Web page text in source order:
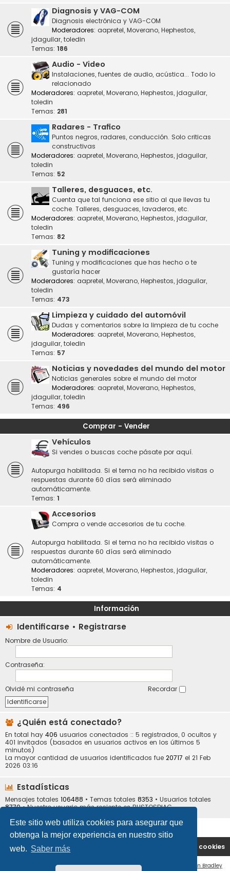
Este sitio web utiliza cookies para asegurar que
obtenga la mejor experiencia en nuestro sitio
web. Saber más
Diagnosis y VAG-COM
Diagnosis electrónica y VAG-COM
Moderadores: aapretel, Moverano, Hephestos,
jdaguilar, toledin
Temas: 186
Audio - Video
Instalaciones, fuentes de audio, acústica... Todo lo
relacionado
Moderadores: aapretel, Moverano, Hephestos, jdaguilar,
toledin
Temas: 281
Radares - Trafico
Puntos negros, radares, conducción. Solo criticas
constructivas
Moderadores: aapretel, Moverano, Hephestos, jdaguilar,
toledin
Temas: 52
Talleres, desguaces, etc.
Cuenta que tal funciona ese sitio al que llevas tu
coche. Talleres, desguaces, lavaderos, etc.
Moderadores: aapretel, Moverano, Hephestos, jdaguilar,
toledin
Temas: 82
Tuning y modificaciones
Tuning y modificaciones que has hecho o te
gustaría hacer
Moderadores: aapretel, Moverano, Hephestos, jdaguilar,
toledin
Temas: 473
Limpieza y cuidado del automóvil
Dudas y comentarios sobre la limpieza de tu coche
Moderadores: aapretel, Moverano, Hephestos,
jdaguilar, toledin
Temas: 57
Noticias y novedades del mundo del motor
Noticias generales sobre el mundo del motor
Moderadores: aapretel, Moverano, Hephestos,
jdaguilar, toledin
Temas: 496
Comprar - Vender
Vehículos
Si vendes o buscas coche pásate por aquí.
Autopurga habilitada. Si el tema no ha recibido visitas o
respuestas durante 60 días será eliminado
automáticamente.
Temas: 1
Accesorios
Compra o vende accesorios de tu coche.
Autopurga habilitada. Si el tema no ha recibido visitas o
respuestas durante 60 días será eliminado
automáticamente.
Moderadores: aapretel, Moverano, Hephestos, jdaguilar,
toledin
Temas: 4
Información
Identificarse • Registrarse
Nombre de Usuario:
Contraseña:
Olvidé mi contraseña Recordar
¿Quién está conectado?
En total hay 406 usuarios conectados :: 5 registrados, 0 ocultos y
401 invitados (basados en usuarios activos en los últimos 5
minutos)
La mayor cantidad de usuarios identificados fue 20717 el 21 Feb
2026 03:16
Estadísticas
Mensajes totales 106488 • Temas totales 8353 • Usuarios totales
8770• Nuestro usuario más reciente esBUSTOSDIAG
Portal Índice general Borrar cookies
Ian Bradley